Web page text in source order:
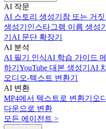
AI 작문
AI 스토리 생성기 참 또는 거짓
생성기 인스타그램 이름 생성기
기 AI 문단 확장기
AI 분석
AI 필기 인식AI 학습 가이드
하기 YouTube 대본 생성기 AI
오디오-텍스트 변환기
AI 변환
MP4에서 텍스트로 변환기 오
다운으로 변환
모든 에이전트 >